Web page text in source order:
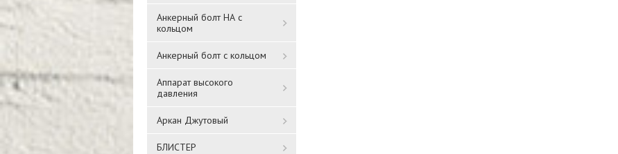
Анкерный болт НА с
кольцом
Анкерный болт с кольцом
Аппарат высокого
давления
Аркан Джутовый
БЛИСТЕР